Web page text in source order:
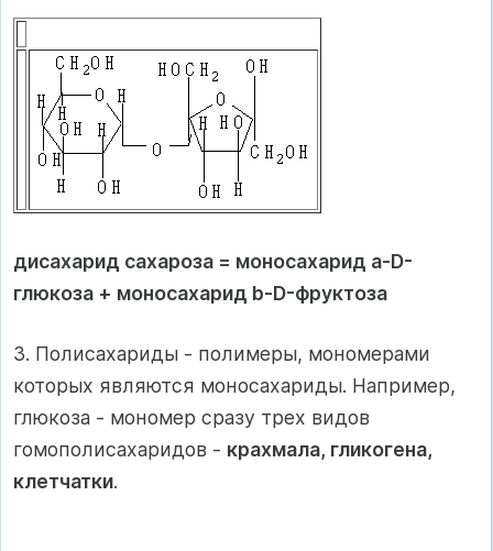
дисахарид сахароза = моносахарид a-D-
глюкоза + моносахарид b-D-фруктоза
3. Полисахариды - полимеры, мономерами
которых являются моносахариды. Например,
глюкоза - мономер сразу трех видов
гомополисахаридов - крахмала, гликогена,
клетчатки.